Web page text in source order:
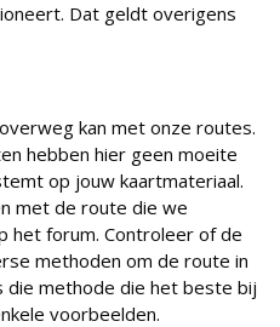
Dat geldt overigens
kan met onze routes.
hebben hier geen moeite
op jouw kaartmateriaal.
met de route die we
het forum. Controleer of de
methoden om de route in
die methode die het beste bij
voorbeelden.